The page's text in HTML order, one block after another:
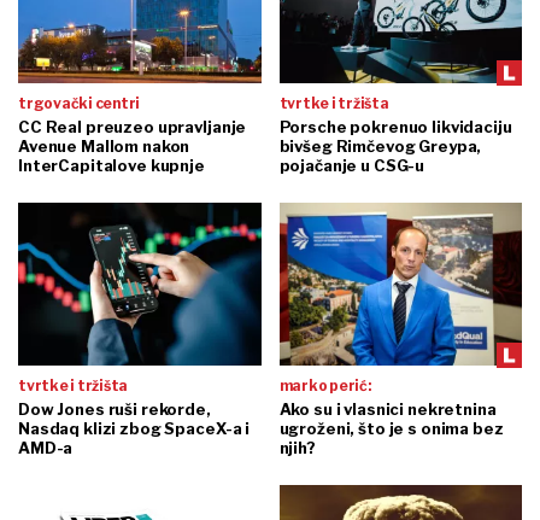
trgovački centri
CC Real preuzeo upravljanje
Avenue Mallom nakon
InterCapitalove kupnje
tvrtke i tržišta
Porsche pokrenuo likvidaciju
bivšeg Rimčevog Greypa,
pojačanje u CSG-u
tvrtke i tržišta
Dow Jones ruši rekorde,
Nasdaq klizi zbog SpaceX-a i
AMD-a
marko perić:
Ako su i vlasnici nekretnina
ugroženi, što je s onima bez
njih?